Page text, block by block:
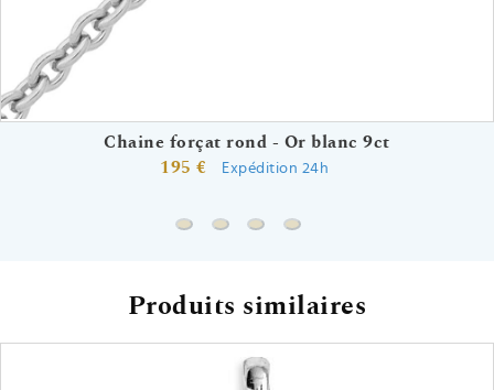
Chaine forçat rond - Or blanc 9ct
195 €
Expédition 24h
Chaine forçat rond - Or blanc 9ct
Chaine gourmette - Or blanc 9ct
Chaine forçat - Or blanc 9ct
Chaine singapour - Or
Produits similaires